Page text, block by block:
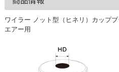
ワイラー ノット型（ヒネリ）カップブ
エアー用